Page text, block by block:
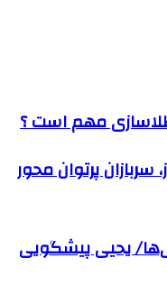
مهم است ؟
پرتوان محور
یحیی پیشگویی